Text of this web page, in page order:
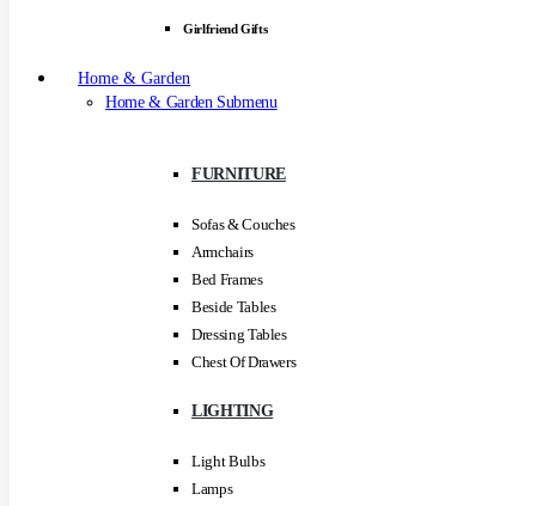
Girlfriend Gifts
Home & Garden
Home & Garden Submenu
FURNITURE
Sofas & Couches
Armchairs
Bed Frames
Beside Tables
Dressing Tables
Chest Of Drawers
LIGHTING
Light Bulbs
Lamps